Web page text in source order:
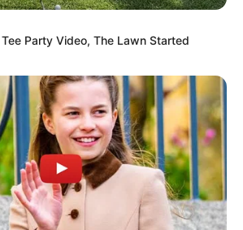
Party Video, The Lawn Started